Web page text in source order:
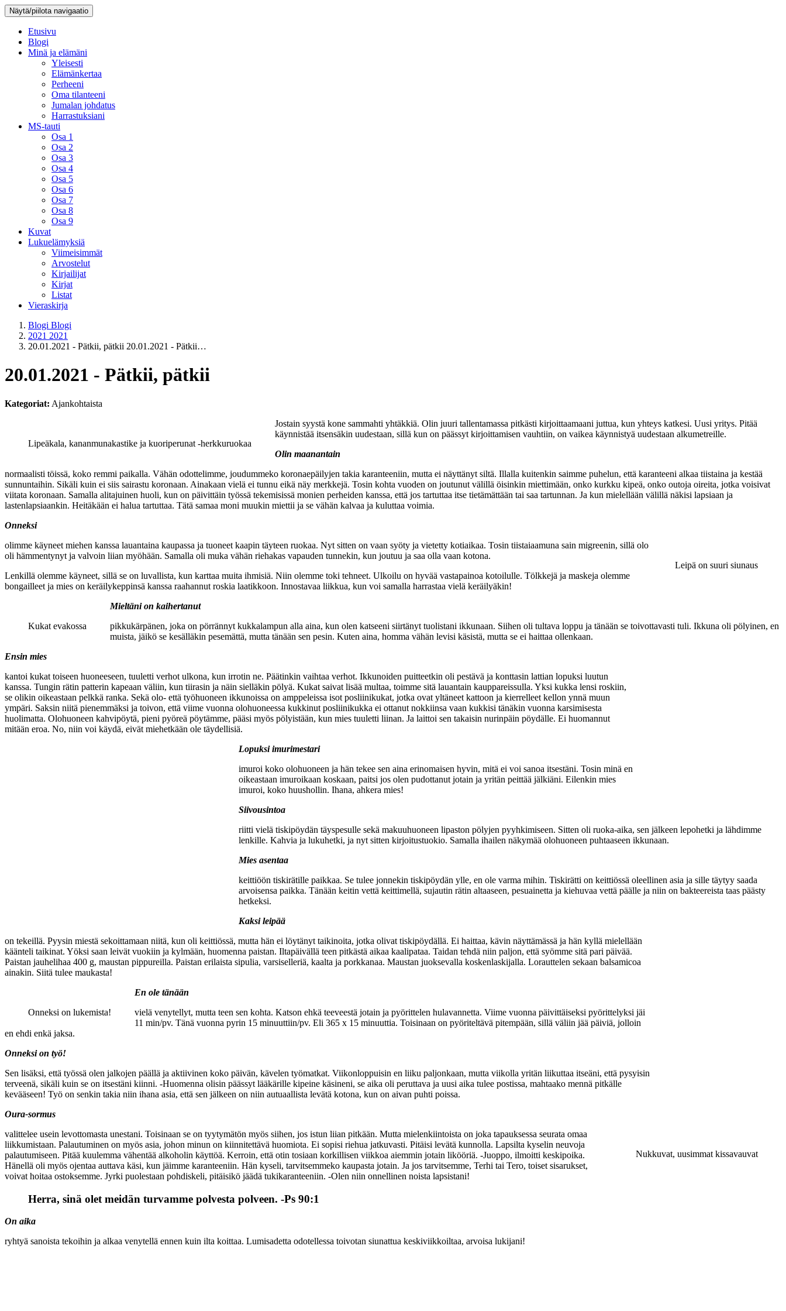
Näytä/piilota navigaatio
Etusivu
Blogi
Minä ja elämäni
Yleisesti
Elämänkertaa
Perheeni
Oma tilanteeni
Jumalan johdatus
Harrastuksiani
MS-tauti
Osa 1
Osa 2
Osa 3
Osa 4
Osa 5
Osa 6
Osa 7
Osa 8
Osa 9
Kuvat
Lukuelämyksiä
Viimeisimmät
Arvostelut
Kirjailijat
Kirjat
Listat
Vieraskirja
Blogi Blogi
2021 2021
20.01.2021 - Pätkii, pätkii 20.01.2021 - Pätkii…
20.01.2021 - Pätkii, pätkii
Kategoriat: Ajankohtaista
Lipeäkala, kananmunakastike ja kuoriperunat -herkkuruokaa
Jostain syystä kone sammahti yhtäkkiä. Olin juuri tallentamassa pitkästi kirjoittaamaani juttua, kun yhteys katkesi. Uusi yritys. Pitää
käynnistää itsensäkin uudestaan, sillä kun on päässyt kirjoittamisen vauhtiin, on vaikea käynnistyä uudestaan alkumetreille.
Olin maanantain
normaalisti töissä, koko remmi paikalla. Vähän odottelimme, joudummeko koronaepäilyjen takia karanteeniin, mutta ei näyttänyt siltä. Illalla kuitenkin saimme puhelun, että karanteeni alkaa tiistaina ja kestää
sunnuntaihin. Sikäli kuin ei siis sairastu koronaan. Ainakaan vielä ei tunnu eikä näy merkkejä. Tosin kohta vuoden on joutunut välillä öisinkin miettimään, onko kurkku kipeä, onko outoja oireita, jotka voisivat
viitata koronaan. Samalla alitajuinen huoli, kun on päivittäin työssä tekemisissä monien perheiden kanssa, että jos tartuttaa itse tietämättään tai saa tartunnan. Ja kun mielellään välillä näkisi lapsiaan ja
lastenlapsiaankin. Heitäkään ei halua tartuttaa. Tätä samaa moni muukin miettii ja se vähän kalvaa ja kuluttaa voimia.
Onneksi
Leipä on suuri siunaus
olimme käyneet miehen kanssa lauantaina kaupassa ja tuoneet kaapin täyteen ruokaa. Nyt sitten on vaan syöty ja vietetty kotiaikaa. Tosin tiistaiaamuna sain migreenin, sillä olo
oli hämmentynyt ja valvoin liian myöhään. Samalla oli muka vähän riehakas vapauden tunnekin, kun joutuu ja saa olla vaan kotona.
Lenkillä olemme käyneet, sillä se on luvallista, kun karttaa muita ihmisiä. Niin olemme toki tehneet. Ulkoilu on hyvää vastapainoa kotoilulle. Tölkkejä ja maskeja olemme
bongailleet ja mies on keräilykeppinsä kanssa raahannut roskia laatikkoon. Innostavaa liikkua, kun voi samalla harrastaa vielä keräilyäkin!
Kukat evakossa
Mieltäni on kaihertanut
pikkukärpänen, joka on pörrännyt kukkalampun alla aina, kun olen katseeni siirtänyt tuolistani ikkunaan. Siihen oli tultava loppu ja tänään se toivottavasti tuli. Ikkuna oli pölyinen, en
muista, jäikö se kesälläkin pesemättä, mutta tänään sen pesin. Kuten aina, homma vähän levisi käsistä, mutta se ei haittaa ollenkaan.
Ensin mies
kantoi kukat toiseen huoneeseen, tuuletti verhot ulkona, kun irrotin ne. Päätinkin vaihtaa verhot. Ikkunoiden puitteetkin oli pestävä ja konttasin lattian lopuksi luutun
kanssa. Tungin rätin patterin kapeaan väliin, kun tiirasin ja näin sielläkin pölyä. Kukat saivat lisää multaa, toimme sitä lauantain kauppareissulla. Yksi kukka lensi roskiin,
se olikin oikeastaan pelkkä ranka. Sekä olo- että työhuoneen ikkunoissa on amppeleissa isot posliinikukat, jotka ovat yltäneet kattoon ja kierrelleet kellon ynnä muun
ympäri. Saksin niitä pienemmäksi ja toivon, että viime vuonna olohuoneessa kukkinut posliinikukka ei ottanut nokkiinsa vaan kukkisi tänäkin vuonna karsimisesta
huolimatta. Olohuoneen kahvipöytä, pieni pyöreä pöytämme, pääsi myös pölyistään, kun mies tuuletti liinan. Ja laittoi sen takaisin nurinpäin pöydälle. Ei huomannut
mitään eroa. No, niin voi käydä, eivät miehetkään ole täydellisiä.
Lopuksi imurimestari
imuroi koko olohuoneen ja hän tekee sen aina erinomaisen hyvin, mitä ei voi sanoa itsestäni. Tosin minä en
oikeastaan imuroikaan koskaan, paitsi jos olen pudottanut jotain ja yritän peittää jälkiäni. Eilenkin mies
imuroi, koko huushollin. Ihana, ahkera mies!
Siivousintoa
riitti vielä tiskipöydän täyspesulle sekä makuuhuoneen lipaston pölyjen pyyhkimiseen. Sitten oli ruoka-aika, sen jälkeen lepohetki ja lähdimme
lenkille. Kahvia ja lukuhetki, ja nyt sitten kirjoitustuokio. Samalla ihailen näkymää olohuoneen puhtaaseen ikkunaan.
Mies asentaa
keittiöön tiskirätille paikkaa. Se tulee jonnekin tiskipöydän ylle, en ole varma mihin. Tiskirätti on keittiössä oleellinen asia ja sille täytyy saada
arvoisensa paikka. Tänään keitin vettä keittimellä, sujautin rätin altaaseen, pesuainetta ja kiehuvaa vettä päälle ja niin on bakteereista taas päästy
hetkeksi.
Kaksi leipää
on tekeillä. Pyysin miestä sekoittamaan niitä, kun oli keittiössä, mutta hän ei löytänyt taikinoita, jotka olivat tiskipöydällä. Ei haittaa, kävin näyttämässä ja hän kyllä mielellään
käänteli taikinat. Yöksi saan leivät vuokiin ja kylmään, huomenna paistan. Iltapäivällä teen pitkästä aikaa kaalipataa. Taidan tehdä niin paljon, että syömme sitä pari päivää.
Paistan jauhelihaa 400 g, maustan pippureilla. Paistan erilaista sipulia, varsiselleriä, kaalta ja porkkanaa. Maustan juoksevalla koskenlaskijalla. Lorauttelen sekaan balsamicoa
ainakin. Siitä tulee maukasta!
Onneksi on lukemista!
En ole tänään
vielä venytellyt, mutta teen sen kohta. Katson ehkä teeveestä jotain ja pyörittelen hulavannetta. Viime vuonna päivittäiseksi pyörittelyksi jäi
11 min/pv. Tänä vuonna pyrin 15 minuuttiin/pv. Eli 365 x 15 minuuttia. Toisinaan on pyöriteltävä pitempään, sillä väliin jää päiviä, jolloin
en ehdi enkä jaksa.
Onneksi on työ!
Sen lisäksi, että työssä olen jalkojen päällä ja aktiivinen koko päivän, kävelen työmatkat. Viikonloppuisin en liiku paljonkaan, mutta viikolla yritän liikuttaa itseäni, että pysyisin
terveenä, sikäli kuin se on itsestäni kiinni. -Huomenna olisin päässyt lääkärille kipeine käsineni, se aika oli peruttava ja uusi aika tulee postissa, mahtaako mennä pitkälle
kevääseen! Työ on senkin takia niin ihana asia, että sen jälkeen on niin autuaallista levätä kotona, kun on aivan puhti poissa.
Oura-sormus
Nukkuvat, uusimmat kissavauvat
valittelee usein levottomasta unestani. Toisinaan se on tyytymätön myös siihen, jos istun liian pitkään. Mutta mielenkiintoista on joka tapauksessa seurata omaa
liikkumistaan. Palautuminen on myös asia, johon minun on kiinnitettävä huomiota. Ei sopisi riehua jatkuvasti. Pitäisi levätä kunnolla. Lapsilta kyselin neuvoja
palautumiseen. Pitää kuulemma vähentää alkoholin käyttöä. Kerroin, että otin tosiaan korkillisen viikkoa aiemmin jotain likööriä. -Juoppo, ilmoitti keskipoika.
Hänellä oli myös ojentaa auttava käsi, kun jäimme karanteeniin. Hän kyseli, tarvitsemmeko kaupasta jotain. Ja jos tarvitsemme, Terhi tai Tero, toiset sisarukset,
voivat hoitaa ostoksemme. Jyrki puolestaan pohdiskeli, pitäisikö jäädä tukikaranteeniin. -Olen niin onnellinen noista lapsistani!
Herra, sinä olet meidän turvamme polvesta polveen. -Ps 90:1
On aika
ryhtyä sanoista tekoihin ja alkaa venytellä ennen kuin ilta koittaa. Lumisadetta odotellessa toivotan siunattua keskiviikkoiltaa, arvoisa lukijani!